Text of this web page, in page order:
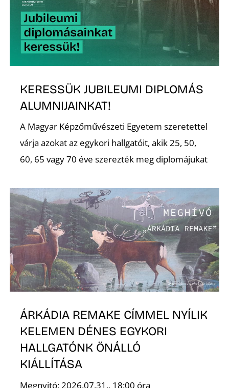
KERESSÜK JUBILEUMI DIPLOMÁS
ALUMNIJAINKAT!
A Magyar Képzőművészeti Egyetem szeretettel
várja azokat az egykori hallgatóit, akik 25, 50,
60, 65 vagy 70 éve szerezték meg diplomájukat
ÁRKÁDIA REMAKE CÍMMEL NYÍLIK
KELEMEN DÉNES EGYKORI
HALLGATÓNK ÖNÁLLÓ
KIÁLLÍTÁSA
Megnyitó: 2026.07.31., 18:00 óra